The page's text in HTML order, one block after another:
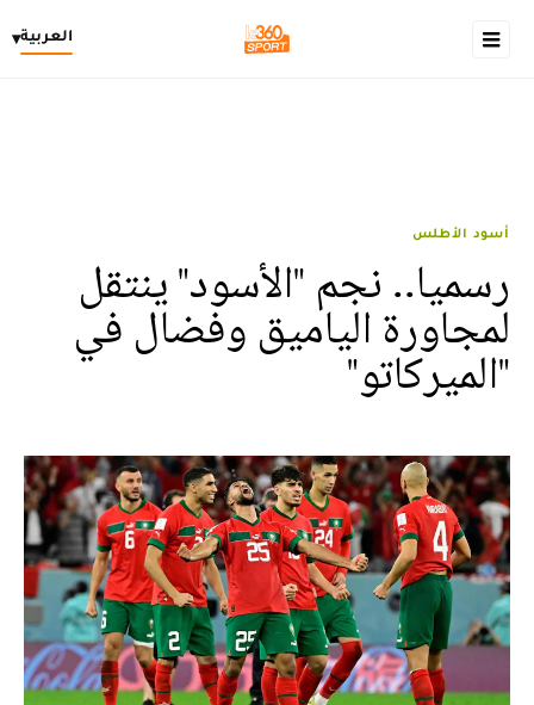
العربية▾
أسود الأطلس
رسميا.. نجم "الأسود" ينتقل
لمجاورة الياميق وفضال في
"الميركاتو"